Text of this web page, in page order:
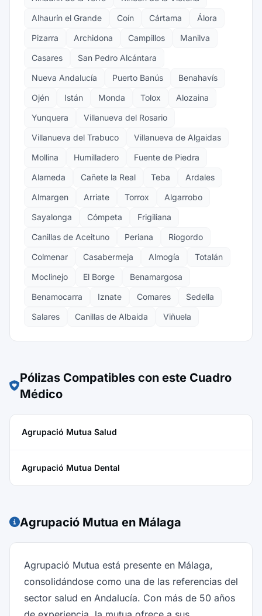
Alhaurín el Grande
Coín Cártama
Álora
Pizarra
Archidona Campillos
Manilva
Casares
San Pedro Alcántara
Nueva Andalucía
Puerto Banús
Benahavís
Ojén
Istán Monda Tolox
Alozaina
Yunquera
Villanueva del Rosario
Villanueva del Trabuco
Villanueva de Algaidas
Mollina
Humilladero
Fuente de Piedra
Alameda
Cañete la Real Teba
Ardales
Almargen
Arriate Torrox
Algarrobo
Sayalonga
Cómpeta
Frigiliana
Canillas de Aceituno
Periana
Riogordo
Colmenar
Casabermeja Almogía
Totalán
Moclinejo
El Borge
Benamargosa
Benamocarra
Iznate Comares
Sedella
Salares
Canillas de Albaida Viñuela
Pólizas Compatibles con este Cuadro
Médico
Agrupació Mutua Salud
Agrupació Mutua Dental
Agrupació Mutua en Málaga
Agrupació Mutua está presente en Málaga,
consolidándose como una de las referencias del
sector salud en Andalucía. Con más de 50 años